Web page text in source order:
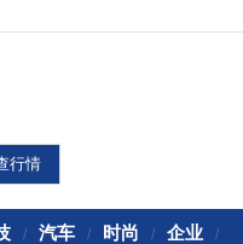
/ 汽车 / 时尚 / 企业 /